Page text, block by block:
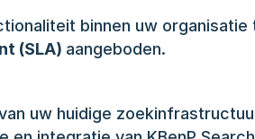
binnen uw
(SLA) aangeboden.
uw huidige